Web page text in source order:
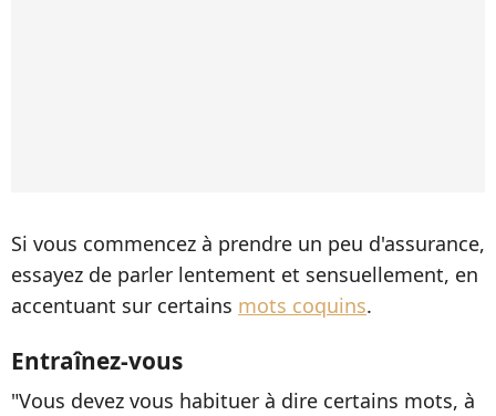
Si vous commencez à prendre un peu d'assurance,
essayez de parler lentement et sensuellement, en
accentuant sur certains mots coquins.
Entraînez-vous
"Vous devez vous habituer à dire certains mots, à